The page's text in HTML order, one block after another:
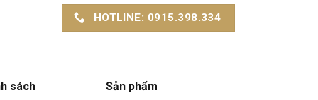
HOTLINE: 0915.398.334
sách Sản phẩm